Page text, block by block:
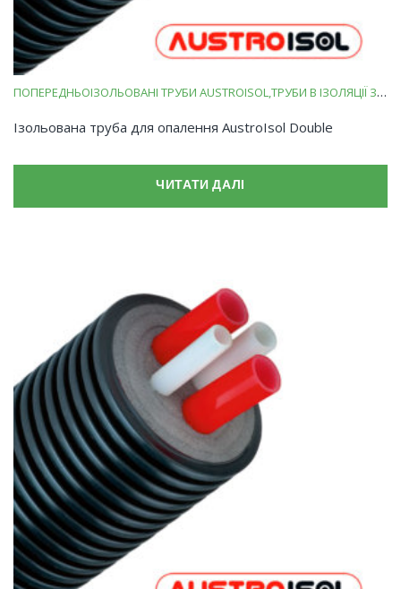
ПОПЕРЕДНЬОІЗОЛЬОВАНІ ТРУБИ AUSTROISOLТРУБИ В ІЗОЛЯЦІЇ ЗІ ВСПІНЕНОГО ПОЛІЕТИЛЕНУ
Ізольована труба для опалення AustroIsol Double
ЧИТАТИ ДАЛІ